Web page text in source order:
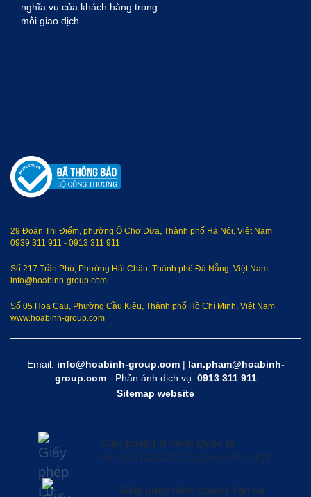
nghĩa vụ của khách hàng trong
mỗi giao dịch
29 Đoàn Thị Điểm, phường Ô Chợ Dừa, Thành phố Hà Nội, Việt Nam
0939 311 911 - 0913 311 911
Số 217 Trần Phú, Phường Hải Châu, Thành phố Đà Nẵng, Việt Nam
info@hoabinh-group.com
Số 05 Hoa Cau, Phường Cầu Kiệu, Thành phố Hồ Chí Minh, Việt Nam
www.hoabinh-group.com
Email: info@hoabinh-group.com| lan.pham@hoabinh-
group.com- Phản ánh dịch vụ: 0913 311 911
Sitemap website
Giấy phép Lữ hành Quốc tế
Số: 01-512/2017/CDLQGVN-GP LHQT
Giấy phép Kinh doanh Vận tải